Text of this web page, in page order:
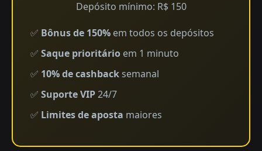
Depósito mínimo: R$ 150
✅ Bônus de 150% em todos os depósitos
✅ Saque prioritário em 1 minuto
✅ 10% de cashbacksemanal
✅ Suporte VIP24/7
✅ Limites de aposta maiores